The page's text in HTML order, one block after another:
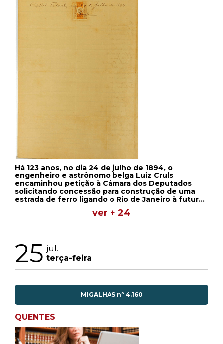
Há 123 anos, no dia 24 de julho de 1894, o
engenheiro e astrônomo belga Luiz Cruls
encaminhou petição à Câmara dos Deputados
solicitando concessão para construção de uma
estrada de ferro ligando o Rio de Janeiro à futura
capital da União, na zona demarcada no Planalto
ver + 24
25 jul.
terça-feira
MIGALHAS nº 4.160
QUENTES